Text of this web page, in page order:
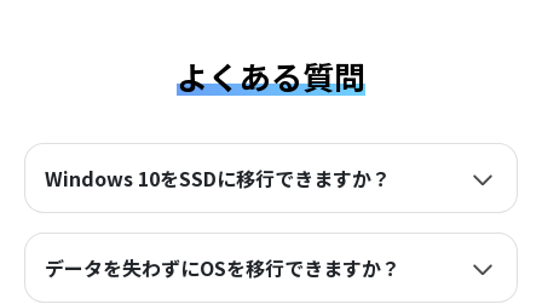
よくある質問
Windows 10をSSDに移行できますか？
データを失わずにOSを移行できますか？